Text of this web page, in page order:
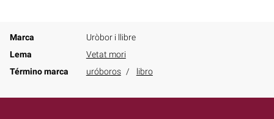
Marca
Uròbor i llibre
Lema
Vetat mori
Término marca
uróboros libro